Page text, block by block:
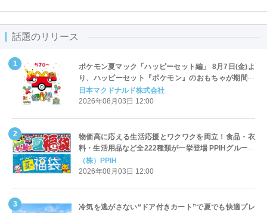
話題のリリース
ポケモン夏マック「ハッピーセット編」 8月7日(金)よ
り、ハッピーセット『ポケモン』のおもちゃが期間限
定登場
日本マクドナルド株式会社
2026年08月03日 12:00
物価高に応える生活応援とワクワクを両立！食品・衣
料・生活用品など全222種類が一挙登場 PPIHグループ
「夏福袋」＆セール 8月6日(木)より順次スタート
（株）PPIH
2026年08月03日 12:00
冷気を逃がさない“ドア付きカート”で夏でも快適プレ